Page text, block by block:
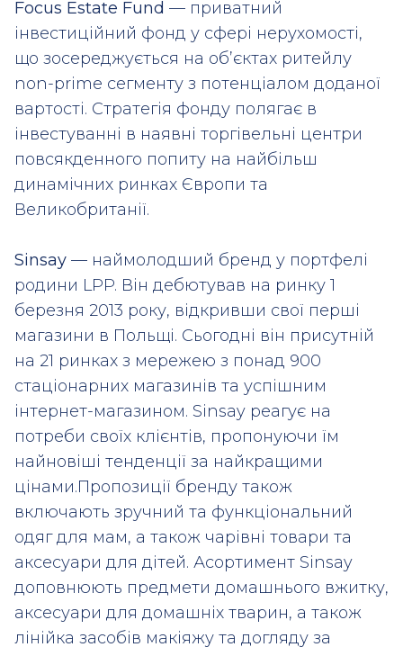
Focus Estate Fund — приватний
інвестиційний фонд у сфері нерухомості,
що зосереджується на об’єктах ритейлу
non-prime сегменту з потенціалом доданої
вартості. Стратегія фонду полягає в
інвестуванні в наявні торгівельні центри
повсякденного попиту на найбільш
динамічних ринках Європи та
Великобританії.
Sinsay — наймолодший бренд у портфелі
родини LPP. Він дебютував на ринку 1
березня 2013 року, відкривши свої перші
магазини в Польщі. Сьогодні він присутній
на 21 ринках з мережею з понад 900
стаціонарних магазинів та успішним
інтернет-магазином. Sinsay реагує на
потреби своїх клієнтів, пропонуючи їм
найновіші тенденції за найкращими
цінами.Пропозиції бренду також
включають зручний та функціональний
одяг для мам, а також чарівні товари та
аксесуари для дітей. Асортимент Sinsay
доповнюють предмети домашнього вжитку,
аксесуари для домашніх тварин, а також
лінійка засобів макіяжу та догляду за